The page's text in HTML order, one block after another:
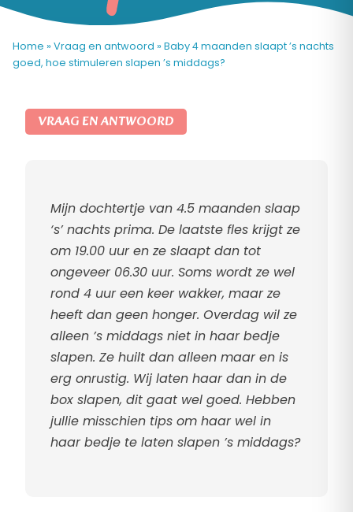
Home » Vraag en antwoord » Baby 4 maanden slaapt ’s nachts
goed, hoe stimuleren slapen ’s middags?
VRAAG EN ANTWOORD
Mijn dochtertje van 4.5 maanden slaap
‘s’ nachts prima. De laatste fles krijgt ze
om 19.00 uur en ze slaapt dan tot
ongeveer 06.30 uur. Soms wordt ze wel
rond 4 uur een keer wakker, maar ze
heeft dan geen honger. Overdag wil ze
alleen ’s middags niet in haar bedje
slapen. Ze huilt dan alleen maar en is
erg onrustig. Wij laten haar dan in de
box slapen, dit gaat wel goed. Hebben
jullie misschien tips om haar wel in
haar bedje te laten slapen ’s middags?